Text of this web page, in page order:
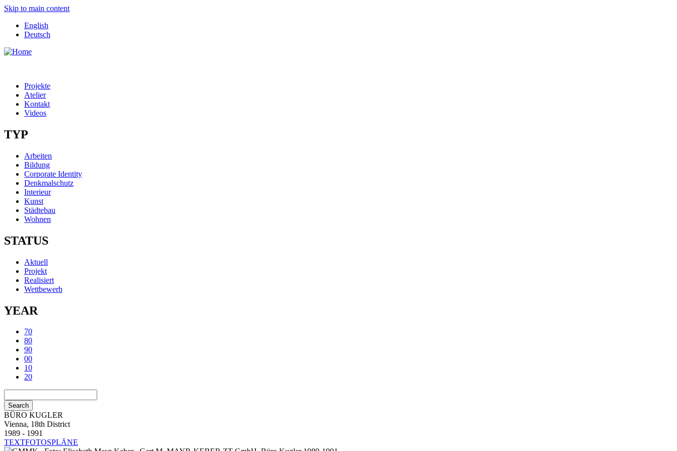
Skip to main content
English
Deutsch
Projekte
Atelier
Kontakt
Videos
TYP
Arbeiten
Bildung
Corporate Identity
Denkmalschutz
Interieur
Kunst
Städtebau
Wohnen
STATUS
Aktuell
Projekt
Realisiert
Wettbewerb
YEAR
70
80
90
00
10
20
BÜRO KUGLER
Vienna, 18th District
1989 - 1991
TEXTFOTOSPLÄNE